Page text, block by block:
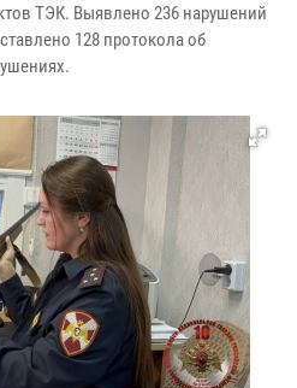
ТЭК. Выявлено 236 нарушений
128 протокола об